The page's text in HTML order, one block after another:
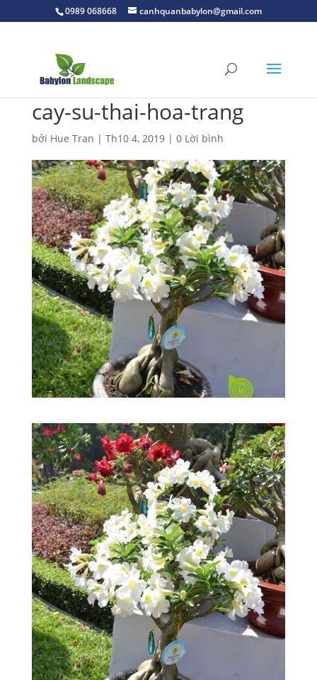
0989 068668 canhquanbabylon@gmail.com
cay-su-thai-hoa-trang
bởi Hue Tran | Th10 4, 2019| 0 Lời bình